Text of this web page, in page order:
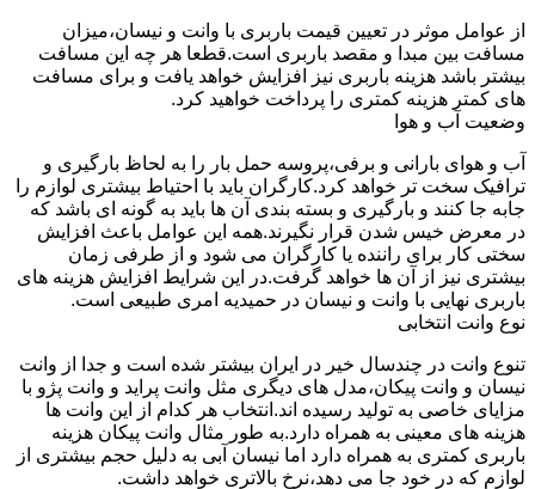
از عوامل موثر در تعیین قیمت باربری با وانت و نیسان،میزان
مسافت بین مبدا و مقصد باربری است.قطعا هر چه این مسافت
بیشتر باشد هزینه باربری نیز افزایش خواهد یافت و برای مسافت
های کمتر هزینه کمتری را پرداخت خواهید کرد.
وضعیت آب و هوا
آب و هوای بارانی و برفی،پروسه حمل بار را به لحاظ بارگیری و
ترافیک سخت تر خواهد کرد.کارگران باید با احتیاط بیشتری لوازم را
جابه جا کنند و بارگیری و بسته بندی آن ها باید به گونه ای باشد که
در معرض خیس شدن قرار نگیرند.همه این عوامل باعث افزایش
سختی کار برای راننده یا کارگران می شود و از طرفی زمان
بیشتری نیز از آن ها خواهد گرفت.در این شرایط افزایش هزینه های
باربری نهایی با وانت و نیسان در حمیدیه امری طبیعی است.
نوع وانت انتخابی
تنوع وانت در چندسال خیر در ایران بیشتر شده است و جدا از وانت
نیسان و وانت پیکان،مدل های دیگری مثل وانت پراید و وانت پژو با
مزایای خاصی به تولید رسیده اند.انتخاب هر کدام از این وانت ها
هزینه های معینی به همراه دارد.به طور مثال وانت پیکان هزینه
باربری کمتری به همراه دارد اما نیسان آبی به دلیل حجم بیشتری از
لوازم که در خود جا می دهد،نرخ بالاتری خواهد داشت.